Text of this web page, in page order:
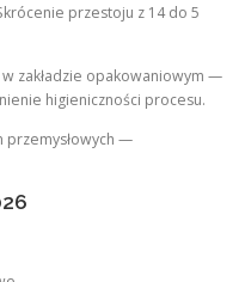
przestoju z 14 do 5
zakładzie opakowaniowym —
higieniczności procesu.
przemysłowych —